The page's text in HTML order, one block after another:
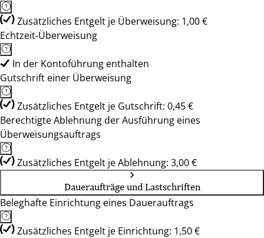
Zusätzliches Entgelt je Überweisung: 1,00 €
Echtzeit-Überweisung
In der Kontoführung enthalten
Gutschrift einer Überweisung
Zusätzliches Entgelt je Gutschrift: 0,45 €
Berechtigte Ablehnung der Ausführung eines
Überweisungsauftrags
Zusätzliches Entgelt je Ablehnung: 3,00 €
Daueraufträge und Lastschriften
Beleghafte Einrichtung eines Dauerauftrags
Zusätzliches Entgelt je Einrichtung: 1,50 €